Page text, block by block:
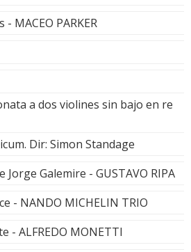
MACEO PARKER
a dos violines sin bajo en re
Dir: Simon Standage
Jorge Galemire - GUSTAVO RIPA
- NANDO MICHELIN TRIO
- ALFREDO MONETTI